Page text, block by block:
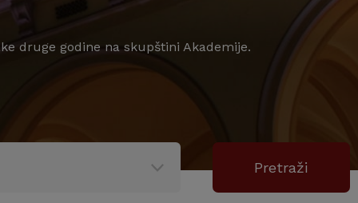
druge godine na skupštini Akademije.